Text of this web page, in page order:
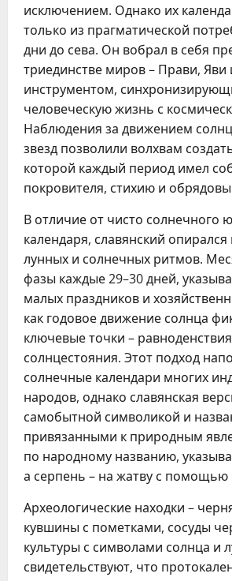
исключением. Однако их
только из прагматической
дни до сева. Он вобрал в себя
триединстве миров – Прави, Яви
инструментом,
человеческую жизнь с
Наблюдения за движением
звезд позволили волхвам
которой каждый период имел
покровителя, стихию и
В отличие от чисто солнечного
календаря, славянский
лунных и солнечных ритмов.
фазы каждые 29–30 дней,
малых праздников и
как годовое движение солнца
ключевые точки –
солнцестояния. Этот подход
солнечные календари многих
народов, однако славянская
самобытной символикой и
привязанными к природным
по народному названию,
а серпень – на жатву с помощью
Археологические находки –
кувшины с пометками, сосуды
культуры с символами солнца и
свидетельствуют, что